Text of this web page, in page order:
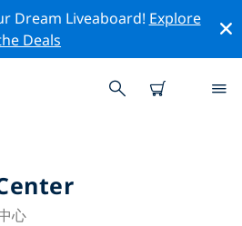
Dream Liveaboard! Explore
Deals
心